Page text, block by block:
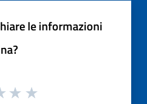
le informazioni